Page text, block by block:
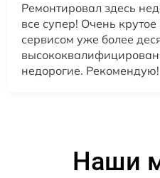
Ремонтировал здесь
все супер! Очень
сервисом уже более
недорогие. Рекомендую!
Наши